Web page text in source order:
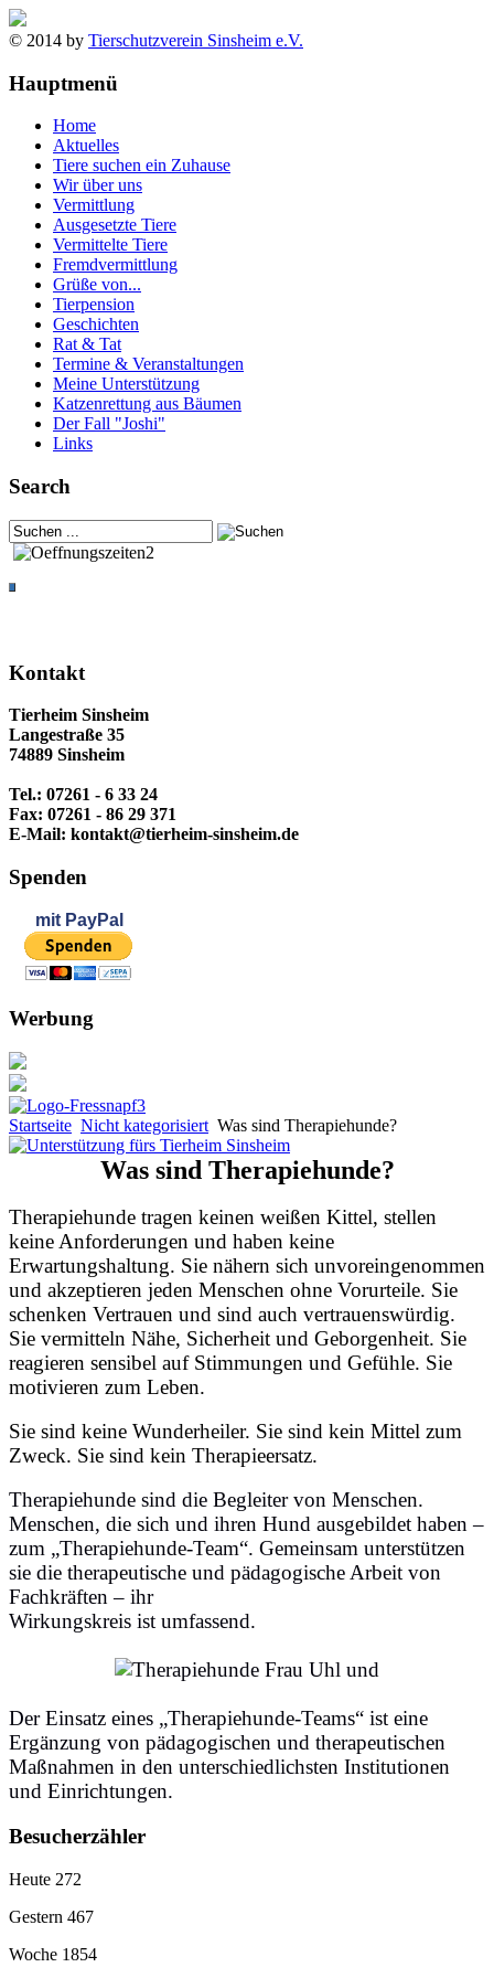
© 2014 by Tierschutzverein Sinsheim e.V.
Hauptmenü
Home
Aktuelles
Tiere suchen ein Zuhause
Wir über uns
Vermittlung
Ausgesetzte Tiere
Vermittelte Tiere
Fremdvermittlung
Grüße von...
Tierpension
Geschichten
Rat & Tat
Termine & Veranstaltungen
Meine Unterstützung
Katzenrettung aus Bäumen
Der Fall "Joshi"
Links
Search
Kontakt
Tierheim Sinsheim
Langestraße 35
74889 Sinsheim
Tel.: 07261 - 6 33 24
Fax: 07261 - 86 29 371
E-Mail: kontakt@tierheim-sinsheim.de
Spenden
mit PayPal
Werbung
Startseite Nicht kategorisiert Was sind Therapiehunde?
Was sind Therapiehunde?
Therapiehunde tragen keinen weißen Kittel, stellen
keine Anforderungen und haben keine
Erwartungshaltung. Sie nähern sich unvoreingenommen
und akzeptieren jeden Menschen ohne Vorurteile. Sie
schenken Vertrauen und sind auch vertrauenswürdig.
Sie vermitteln Nähe, Sicherheit und Geborgenheit. Sie
reagieren sensibel auf Stimmungen und Gefühle. Sie
motivieren zum Leben.
Sie sind keine Wunderheiler. Sie sind kein Mittel zum
Zweck. Sie sind kein Therapieersatz.
Therapiehunde sind die Begleiter von Menschen.
Menschen, die sich und ihren Hund ausgebildet haben –
zum „Therapiehunde-Team“. Gemeinsam unterstützen
sie die therapeutische und pädagogische Arbeit von
Fachkräften – ihr
Wirkungskreis ist umfassend.
Der Einsatz eines „Therapiehunde-Teams“ ist eine
Ergänzung von pädagogischen und therapeutischen
Maßnahmen in den unterschiedlichsten Institutionen
und Einrichtungen.
Besucherzähler
Heute 272
Gestern 467
Woche 1854